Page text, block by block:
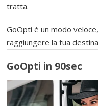
tratta.
GoOpti è un modo
raggiungere la tua
GoOpti in 90sec